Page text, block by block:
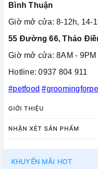
Bình Thuận
Giờ mở cửa: 8-12h, 14-
55 Đường 66, Thảo
Giờ mở cửa: 8AM - 9PM
Hotline: 0937 804 911
#petfood
GIỚI THIỆU
NHẬN XÉT SẢN PHẨM
KHUYẾN MÃI HOT